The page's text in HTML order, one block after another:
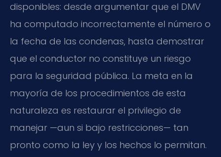
disponibles: desde argumentar que el DMV
ha computado incorrectamente el número o
la fecha de las condenas, hasta demostrar
que el conductor no constituye un riesgo
para la seguridad pública. La meta en la
mayoría de los procedimientos de esta
naturaleza es restaurar el privilegio de
manejar —aun si bajo restricciones— tan
pronto como la ley y los hechos lo permitan.